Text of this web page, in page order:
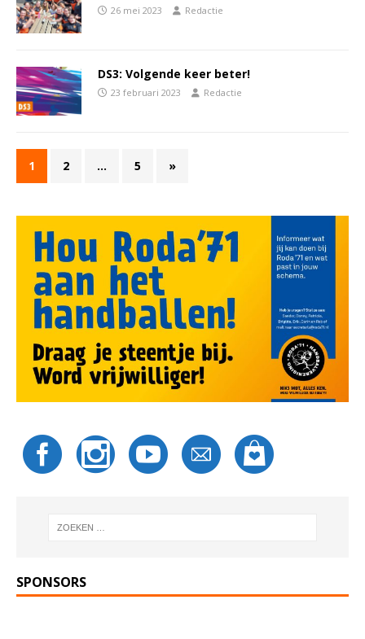
26 mei 2023 Redactie
DS3: Volgende keer beter!
23 februari 2023 Redactie
1 2 … 5 »
SPONSORS